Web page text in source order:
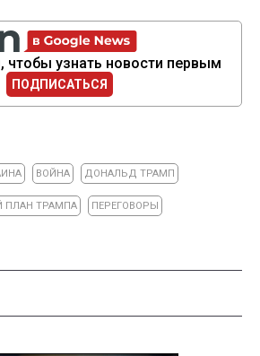
чтобы узнать новости первым
ПОДПИСАТЬСЯ
ВОЙНА ДОНАЛЬД ТРАМП
ПЛАН ТРАМПА ПЕРЕГОВОРЫ